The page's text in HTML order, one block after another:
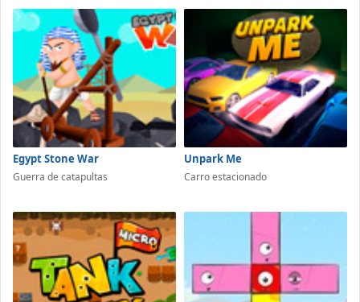
Egypt Stone War
Guerra de catapultas
Unpark Me
Carro estacionado